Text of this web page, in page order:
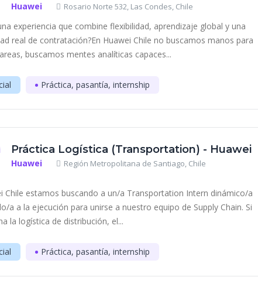
Huawei Rosario Norte 532, Las Condes, Chile
experiencia que combine flexibilidad, aprendizaje global y una
real de contratación?En Huawei Chile no buscamos manos para
buscamos mentes analíticas capaces...
Práctica, pasantía, internship
Práctica Logística (Transportation) - Huawei
Huawei Región Metropolitana de Santiago, Chile
Chile estamos buscando a un/a Transportation Intern dinámico/a
a a la ejecución para unirse a nuestro equipo de Supply Chain. Si
la logística de distribución, el...
Práctica, pasantía, internship